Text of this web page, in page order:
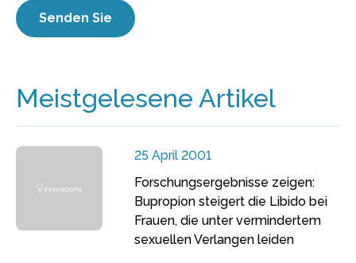
Meistgelesene Artikel
25 April 2001
Forschungsergebnisse zeigen:
Bupropion steigert die Libido bei
Frauen, die unter vermindertem
sexuellen Verlangen leiden